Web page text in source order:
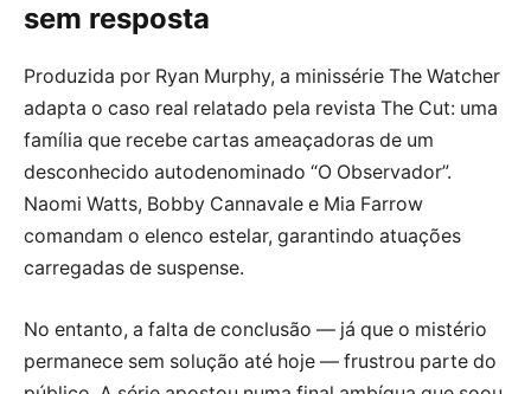
sem resposta
Produzida por Ryan Murphy, a minissérie The Watcher
adapta o caso real relatado pela revista The Cut: uma
família que recebe cartas ameaçadoras de um
desconhecido autodenominado “O Observador”.
Naomi Watts, Bobby Cannavale e Mia Farrow
comandam o elenco estelar, garantindo atuações
carregadas de suspense.
No entanto, a falta de conclusão — já que o mistério
permanece sem solução até hoje — frustrou parte do